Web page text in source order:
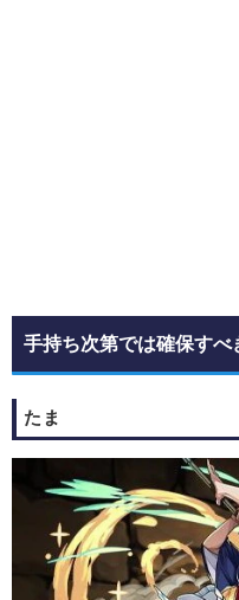
手持ち次第では確保すべ
たま